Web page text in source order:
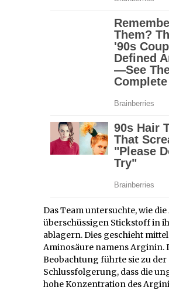
Das Team untersuchte, wie
überschüssigen Stickstoff in
ablagern. Dies geschieht
Aminosäure namens Arginin.
Beobachtung führte sie zu der
Schlussfolgerung, dass die
hohe Konzentration des